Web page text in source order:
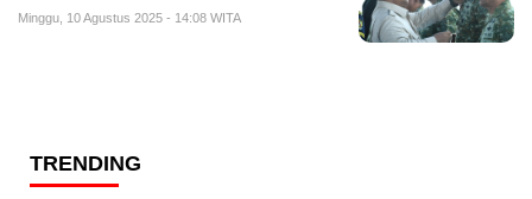
Minggu, 10 Agustus 2025 - 14:08 WITA
TRENDING